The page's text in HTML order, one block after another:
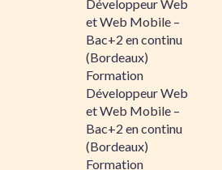
Développeur Web
et Web Mobile –
Bac+2 en continu
(Bordeaux)
Formation
Développeur Web
et Web Mobile –
Bac+2 en continu
(Bordeaux)
Formation